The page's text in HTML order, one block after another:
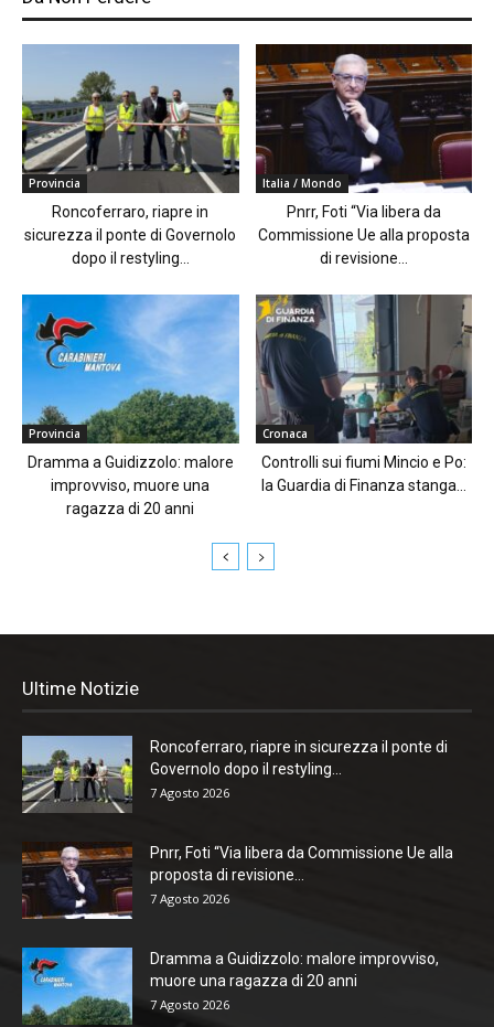
Provincia
Roncoferraro, riapre in
sicurezza il ponte di Governolo
dopo il restyling...
Italia / Mondo
Pnrr, Foti “Via libera da
Commissione Ue alla proposta
di revisione...
Provincia
Dramma a Guidizzolo: malore
improvviso, muore una
ragazza di 20 anni
Cronaca
Controlli sui fiumi Mincio e Po:
la Guardia di Finanza stanga...
Ultime Notizie
Roncoferraro, riapre in sicurezza il ponte di
Governolo dopo il restyling...
7 Agosto 2026
Pnrr, Foti “Via libera da Commissione Ue alla
proposta di revisione...
7 Agosto 2026
Dramma a Guidizzolo: malore improvviso,
muore una ragazza di 20 anni
7 Agosto 2026